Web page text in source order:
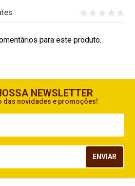
para este produto.
NEWSLETTER
das novidades e promoções!
ENVIAR